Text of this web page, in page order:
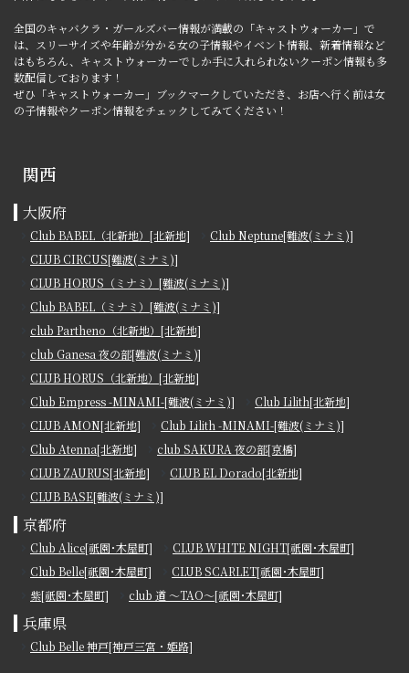
全国のキャバクラ・ガールズバー情報が満載の「キャストウォーカー」で
は、スリーサイズや年齢が分かる女の子情報やイベント情報、新着情報など
はもちろん、キャストウォーカーでしか手に入れられないクーポン情報も多
数配信しております！
ぜひ「キャストウォーカー」ブックマークしていただき、お店へ行く前は女
の子情報やクーポン情報をチェックしてみてください！
関西
大阪府
Club BABEL（北新地）[北新地]
Club Neptune[難波(ミナミ)]
CLUB CIRCUS[難波(ミナミ)]
CLUB HORUS（ミナミ）[難波(ミナミ)]
Club BABEL（ミナミ）[難波(ミナミ)]
club Partheno（北新地）[北新地]
club Ganesa 夜の部[難波(ミナミ)]
CLUB HORUS（北新地）[北新地]
Club Empress -MINAMI-[難波(ミナミ)]
Club Lilith[北新地]
CLUB AMON[北新地]
Club Lilith -MINAMI-[難波(ミナミ)]
Club Atenna[北新地]
club SAKURA 夜の部[京橋]
CLUB ZAURUS[北新地]
CLUB EL Dorado[北新地]
CLUB BASE[難波(ミナミ)]
京都府
Club Alice[祇園･木屋町]
CLUB WHITE NIGHT[祇園･木屋町]
Club Belle[祇園･木屋町]
CLUB SCARLET[祇園･木屋町]
紫[祇園･木屋町]
club 道 ～TAO～[祇園･木屋町]
兵庫県
Club Belle 神戸[神戸三宮・姫路]